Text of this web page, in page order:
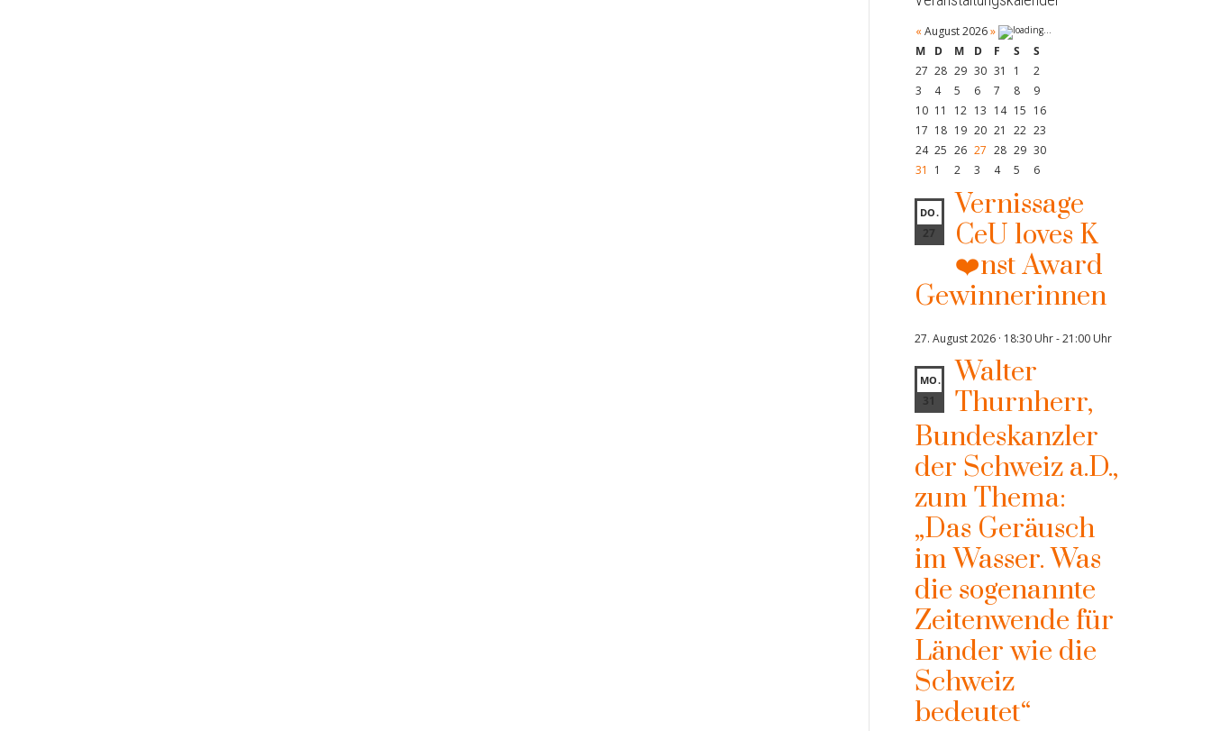
« August 2026 »
M
D M D F S
S
27 28 29 30 31 1
2
3
4 5 6 7 8
9
10 11 12 13 14 15 16
17 18 19 20 21 22 23
24 25 26 27 28 29 30
31
1 2 3 4 5 6
DO.
27
Vernissage
CeU loves K
❤️nst Award
Gewinnerinnen
27. August 2026 · 18:30 Uhr-21:00 Uhr
MO.
31
Walter
Thurnherr,
Bundeskanzler
der Schweiz a.D.,
zum Thema:
„Das Geräusch
im Wasser. Was
die sogenannte
Zeitenwende für
Länder wie die
Schweiz
bedeutet“